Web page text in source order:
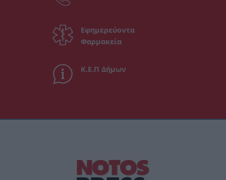
Εφημερεύοντα
Φαρμακεία
Κ.Ε.Π Δήμων